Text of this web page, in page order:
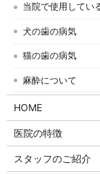
当院で使用してい
犬の歯の病気
猫の歯の病気
麻酔について
HOME
医院の特徴
スタッフのご紹介